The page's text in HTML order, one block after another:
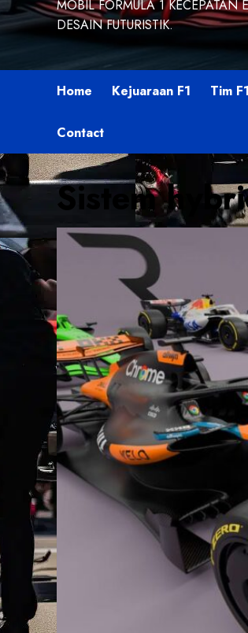
MOBIL FORMULA 1 KECEPATAN
DESAIN FUTURISTIK.
Home Kejuaraan F1 Tim F1
Contact
Sistem